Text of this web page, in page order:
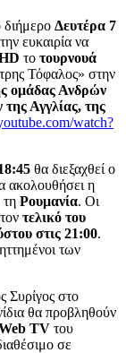
διήμερο Δευτέρα 7
ευκαιρία να
το τουρνουά
Τόφαλος» στην
ομάδας Ανδρών
Αγγλίας, της
watch?
θα διεξαχθεί ο
ακολουθήσει η
τη Ρουμανία. Οι
τελικό του
στις 21:00.
των
Συρίγος στο
θα προβληθούν
TV του
σε